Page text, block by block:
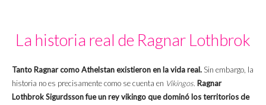
La historia real de Ragnar Lothbrok
Tanto Ragnar como Athelstan existieron en la vida real. Sin embargo, la
historia no es precisamente como se cuenta en Vikingos. Ragnar
LothbrokSigurdsson fue un rey vikingo que dominó los territorios de